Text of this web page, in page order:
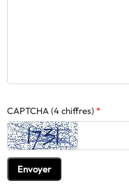
CAPTCHA (4 chiffres)
Envoyer